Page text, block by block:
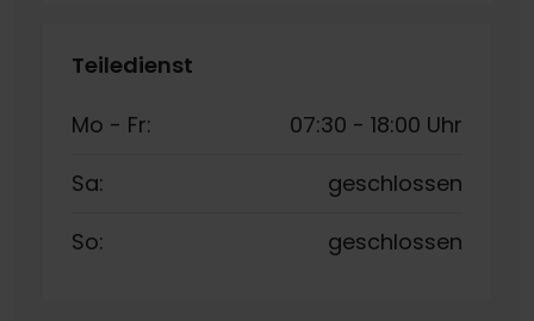
Teiledienst
Mo - Fr:
07:30 - 18:00 Uhr
Sa:
geschlossen
So:
geschlossen